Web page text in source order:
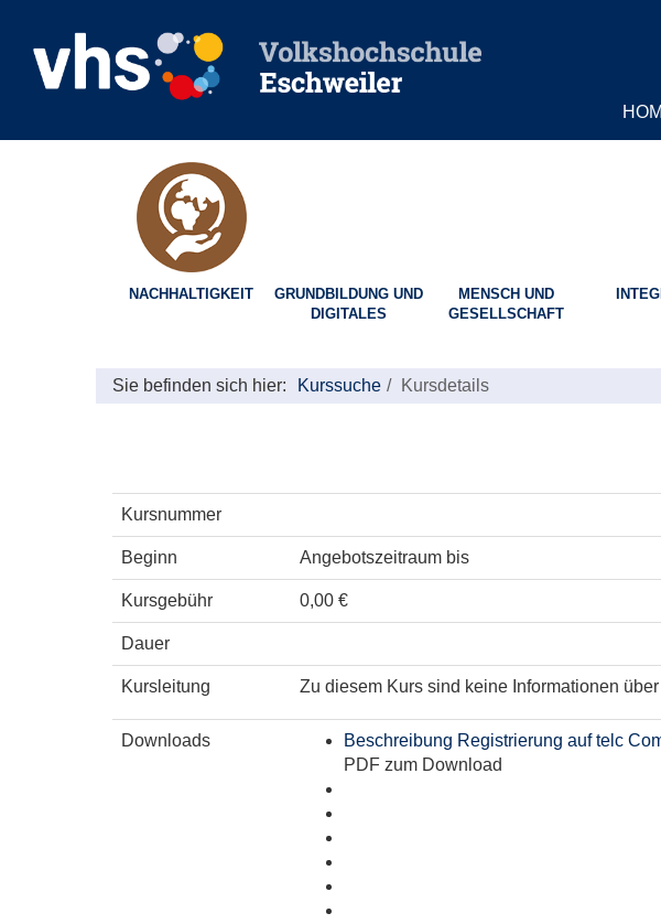
NACHHALTIGKEIT
GRUNDBILDUNG UND
DIGITALES
MENSCH UND
GESELLSCHAFT
Sie befinden sich hier: Kurssuche Kursdetails
Kursnummer
Beginn Angebotszeitraum bis
Kursgebühr 0,00 €
Dauer
Kursleitung Zu diesem Kurs sind keine Informationen
Downloads
Beschreibung Registrierung auf telc
PDF zum Download